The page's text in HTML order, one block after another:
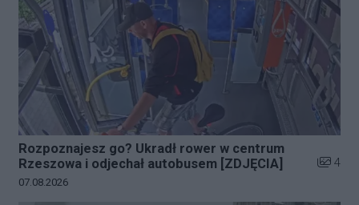
Rozpoznajesz go? Ukradł rower w centrum
Rzeszowa i odjechał autobusem [ZDJĘCIA]
Liczba
4
Data dodania galerii:
07.08.2026